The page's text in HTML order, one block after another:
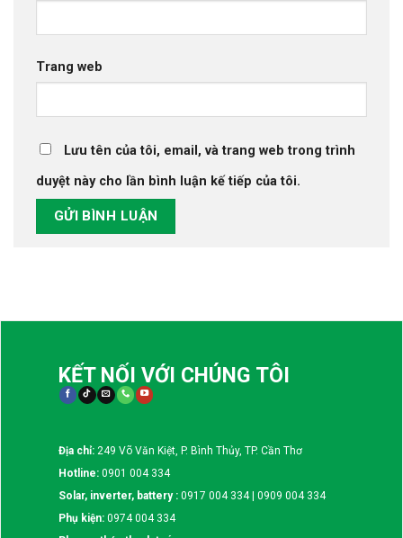
Trang web
Lưu tên của tôi, email, và trang web trong trình
duyệt này cho lần bình luận kế tiếp của tôi.
KẾT NỐI VỚI CHÚNG TÔI
Địa chỉ: 249 Võ Văn Kiệt, P. Bình Thủy, TP. Cần Thơ
Hotline: 0901 004 334
Solar, inverter, battery : 0917 004 334 | 0909 004 334
Phụ kiện: 0974 004 334